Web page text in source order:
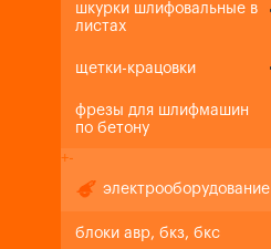
шкурки шлифовальные в
листах
щетки-крацовки
фрезы для шлифмашин
по бетону
+-
электрооборудование
блоки авр, бкз, бкс